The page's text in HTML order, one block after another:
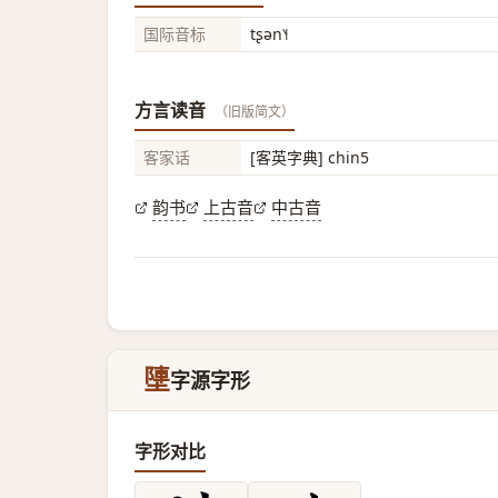
国际音标 tʂən˥˧
方言读音 （旧版简文）
客家话 [客英字典] chin5
韵书 上古音 中古音
塦字源字形
字形对比